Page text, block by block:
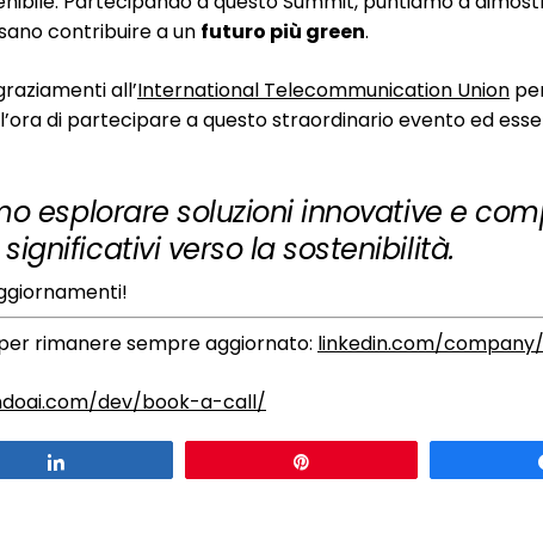
contribuire a un futuro più green.
all’International Telecommunication Union
di partecipare a questo straordinario evento ed
esplorare soluzioni innovative e
significativi verso la sostenibilità.
rimanere sempre aggiornato: linkedin.com/
dev/book-a-call/